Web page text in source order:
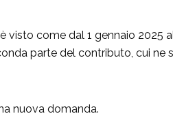
visto come dal 1 gennaio 2025
parte del contributo, cui ne
nuova domanda.